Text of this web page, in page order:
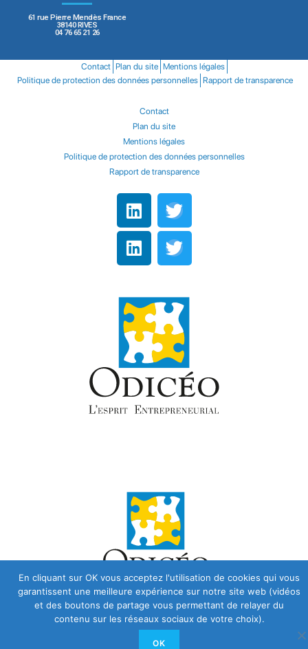
61 rue Pierre Mendès France
38140 RIVES
04 76 65 21 26
Contact Plan du site Mentions légales
Politique de protection des données personnelles Rapport de transparence
Contact
Plan du site
Mentions légales
Politique de protection des données personnelles
Rapport de transparence
En cliquant sur OK vous acceptez l'utilisation de cookies qui vous
garantissent une meilleure expérience sur notre site web (vidéos
et des boutons de partage vous permettant de relayer du
contenu sur les réseaux sociaux de votre choix).
OK